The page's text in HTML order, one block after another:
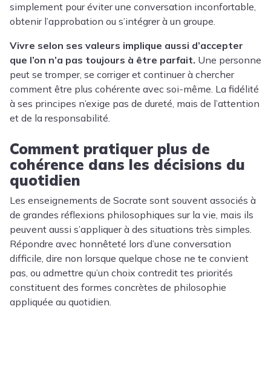
simplement pour éviter une conversation inconfortable,
obtenir l’approbation ou s’intégrer à un groupe.
Vivre selon ses valeurs implique aussi d’accepter
que l’on n’a pas toujours à être parfait. Une personne
peut se tromper, se corriger et continuer à chercher
comment être plus cohérente avec soi-même. La fidélité
à ses principes n’exige pas de dureté, mais de l’attention
et de la responsabilité.
Comment pratiquer plus de
cohérence dans les décisions du
quotidien
Les enseignements de Socrate sont souvent associés à
de grandes réflexions philosophiques sur la vie, mais ils
peuvent aussi s’appliquer à des situations très simples.
Répondre avec honnêteté lors d’une conversation
difficile, dire non lorsque quelque chose ne te convient
pas, ou admettre qu’un choix contredit tes priorités
constituent des formes concrètes de philosophie
appliquée au quotidien.